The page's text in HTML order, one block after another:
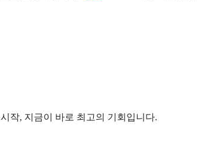
작, 지금이 바로 최고의 기회입니다.